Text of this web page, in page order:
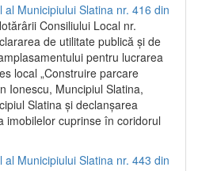
Municipiului Slatina nr. 416 din
Consiliului Local nr.
de utilitate publică și de
pentru lucrarea
local „Construire parcare
Ionescu, Muncipiul Slatina,
Slatina și declanșarea
imobilelor cuprinse în coridorul
Municipiului Slatina nr. 443 din